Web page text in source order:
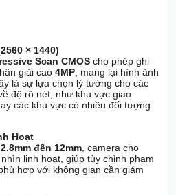
× 1440)
Scan CMOS cho phép ghi
giải cao4MP, mang lại hình ảnh
là sự lựa chọn lý tưởng cho các
độ rõ nét, như khu vực giao
các khu vực có nhiều đối tượng
Hoạt
đến 12mm, camera cho
linh hoạt, giúp tùy chỉnh phạm
hợp với không gian cần giám